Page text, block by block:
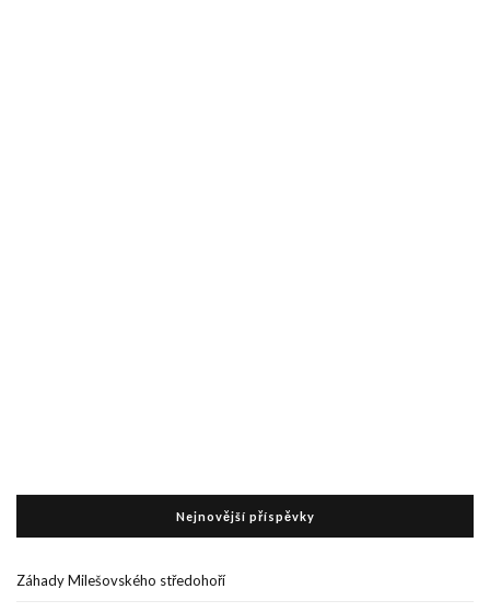
Nejnovější příspěvky
Záhady Milešovského středohoří